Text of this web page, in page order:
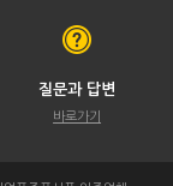
질문과 답변
바로가기